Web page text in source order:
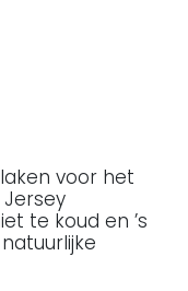
voor het
te koud en ’s